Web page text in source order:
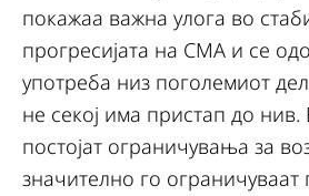
покажаа важна улога во
прогресијата на СМА и се
употреба низ поголемиот
не секој има пристап до нив.
постојат ограничувања за
значително го ограничуваат